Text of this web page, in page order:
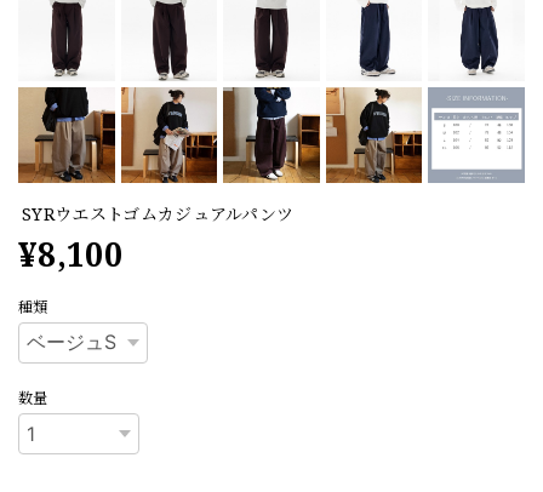
SYRウエストゴムカジュアルパンツ
¥8,100
種類
数量